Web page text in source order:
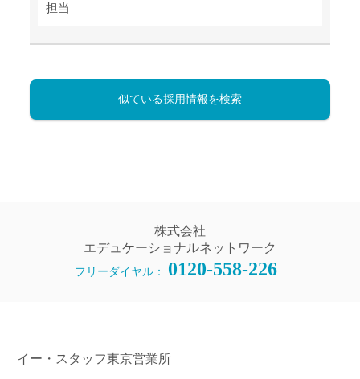
担当
似ている採用情報を検索
株式会社
エデュケーショナルネットワーク
フリーダイヤル： 0120-558-226
イー・スタッフ東京営業所